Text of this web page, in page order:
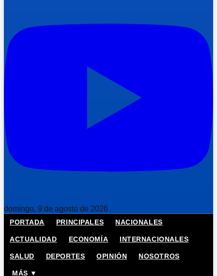
domingo, 9 de agosto de 2026
PORTADA PRINCIPALES NACIONALES
ACTUALIDAD ECONOMÍA INTERNACIONALES
SALUD DEPORTES OPINIÓN NOSOTROS
MÁS ▼